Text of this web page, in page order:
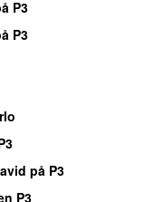
P3
P3
på P3
P3